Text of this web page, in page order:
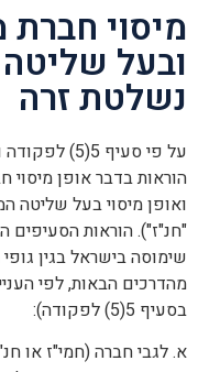
מיסוי
ובעל
נשלטת זרה
הוראות בדבר אופן מיסוי
ואופן מיסוי בעל שליטה
"חנ"ז"). הוראות הסעיפים
שימוסה בישראל בגין
מהדרכים הבאות, לפי
בסעיף 5(5) לפקודה):
א. לגבי חברה (חמי"ז או